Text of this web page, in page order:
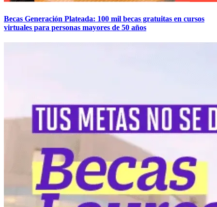
Becas Generación Plateada: 100 mil becas gratuitas en cursos
virtuales para personas mayores de 50 años